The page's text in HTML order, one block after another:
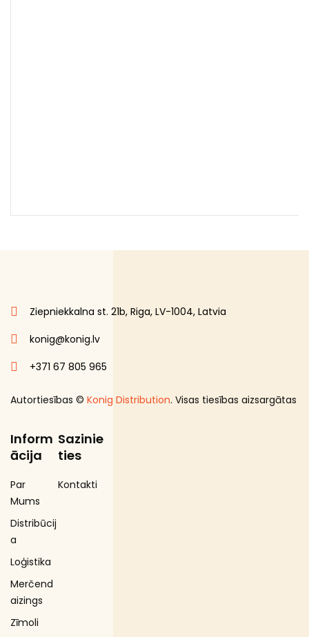
Ziepniekkalna st. 21b, Riga, LV-1004, Latvia
konig@konig.lv
+371 67 805 965
Autortiesības © Konig Distribution. Visas tiesības aizsargātas
Inform
ācija
Par
Mums
Distribūcij
a
Loģistika
Merčend
aizings
Zīmoli
Sazinie
ties
Kontakti